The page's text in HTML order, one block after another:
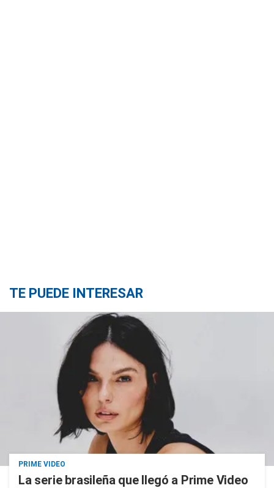
TE PUEDE INTERESAR
PRIME VIDEO
La serie brasileña que llegó a Prime Video